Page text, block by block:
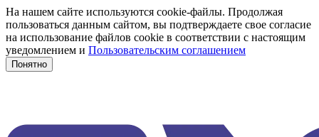
На нашем сайте используются cookie-файлы. Продолжая
пользоваться данным сайтом, вы подтверждаете свое согласие
на использование файлов cookie в соответствии с настоящим
уведомлением и Пользовательским соглашением
Понятно